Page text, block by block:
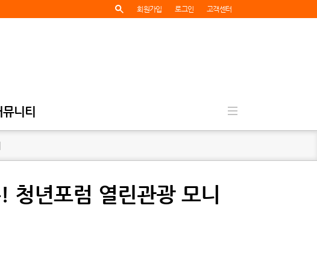
회원가입 로그인 고객센터
뮤니티
청년포럼 열린관광 모니